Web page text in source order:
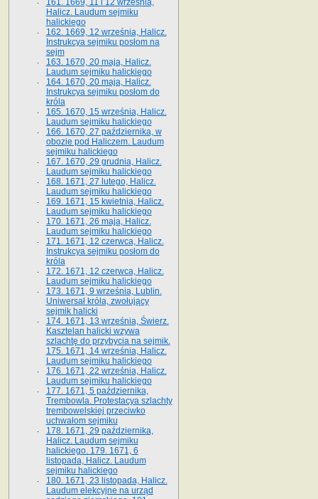
161. 1669, 11 i 12 września,
Halicz. Laudum sejmiku
halickiego
162. 1669, 12 września, Halicz.
Instrukcya sejmiku posłom na
sejm
163. 1670, 20 maja, Halicz.
Laudum sejmiku halickiego
164. 1670, 20 maja, Halicz.
Instrukcya sejmiku posłom do
króla
165. 1670, 15 września, Halicz.
Laudum sejmiku halickiego
166. 1670, 27 października, w
obozie pod Haliczem. Laudum
sejmiku halickiego
167. 1670, 29 grudnia, Halicz.
Laudum sejmiku halickiego
168. 1671, 27 lutego, Halicz.
Laudum sejmiku halickiego
169. 1671, 15 kwietnia, Halicz.
Laudum sejmiku halickiego
170. 1671, 26 maja, Halicz.
Laudum sejmiku halickiego
171. 1671, 12 czerwca, Halicz.
Instrukcya sejmiku posłom do
króla
172. 1671, 12 czerwca, Halicz.
Laudum sejmiku halickiego
173. 1671, 9 września, Lublin.
Uniwersał króla, zwołujący
sejmik halicki
174. 1671, 13 września, Świerz.
Kasztelan halicki wzywa
szlachtę do przybycia na sejmik.
175. 1671, 14 września, Halicz.
Laudum sejmiku halickiego
176. 1671, 22 września, Halicz.
Laudum sejmiku halickiego
177. 1671, 5 października,
Trembowla. Protestacya szlachty
trembowelskiej przeciwko
uchwałom sejmiku
178. 1671, 29 października,
Halicz. Laudum sejmiku
halickiego. 179. 1671, 6
listopada, Halicz. Laudum
sejmiku halickiego
180. 1671, 23 listopada, Halicz.
Laudum elekcyjne na urząd